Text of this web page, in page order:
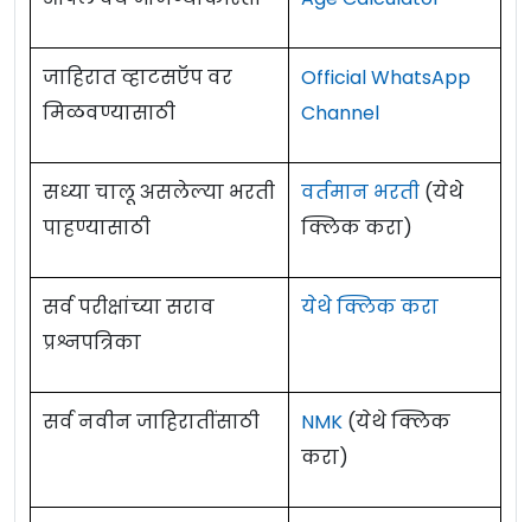
जाहिरात व्हाटसऍप वर
मिळवण्यासाठी
Official WhatsApp
Channel
सध्या चालू असलेल्या भरती
पाहण्यासाठी
वर्तमान भरती (येथे
क्लिक करा)
सर्व परीक्षांच्या सराव
प्रश्नपत्रिका
येथे क्लिक करा
सर्व नवीन जाहिरातींसाठी NMK (येथे क्लिक
करा)